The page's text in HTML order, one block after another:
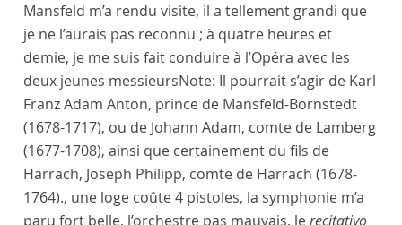
Mansfeld m’a rendu visite, il a tellement grandi que
je ne l’aurais pas reconnu ; à quatre heures et
demie, je me suis fait conduire à l’Opéra avec les
deux jeunes messieursNote: Il pourrait s’agir de Karl
Franz Adam Anton, prince de Mansfeld-Bornstedt
(1678-1717), ou de Johann Adam, comte de Lamberg
(1677-1708), ainsi que certainement du fils de
Harrach, Joseph Philipp, comte de Harrach (1678-
1764)., une loge coûte 4 pistoles, la symphonie m’a
paru fort belle, l’orchestre pas mauvais, lerecitativo